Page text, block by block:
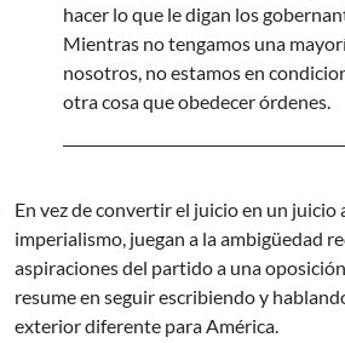
hacer lo que le digan los
Mientras no tengamos una
nosotros, no estamos en
otra cosa que obedecer órdenes.
En vez de convertir el juicio en un juicio
imperialismo, juegan a la ambigüedad
aspiraciones del partido a una
resume en seguir escribiendo y
exterior diferente para América.